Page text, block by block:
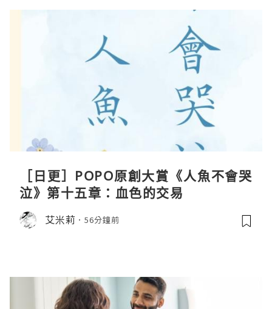
［日更］POPO原創大賞《人魚不會哭
泣》第十五章：血色的交易
艾米莉 56分鐘前